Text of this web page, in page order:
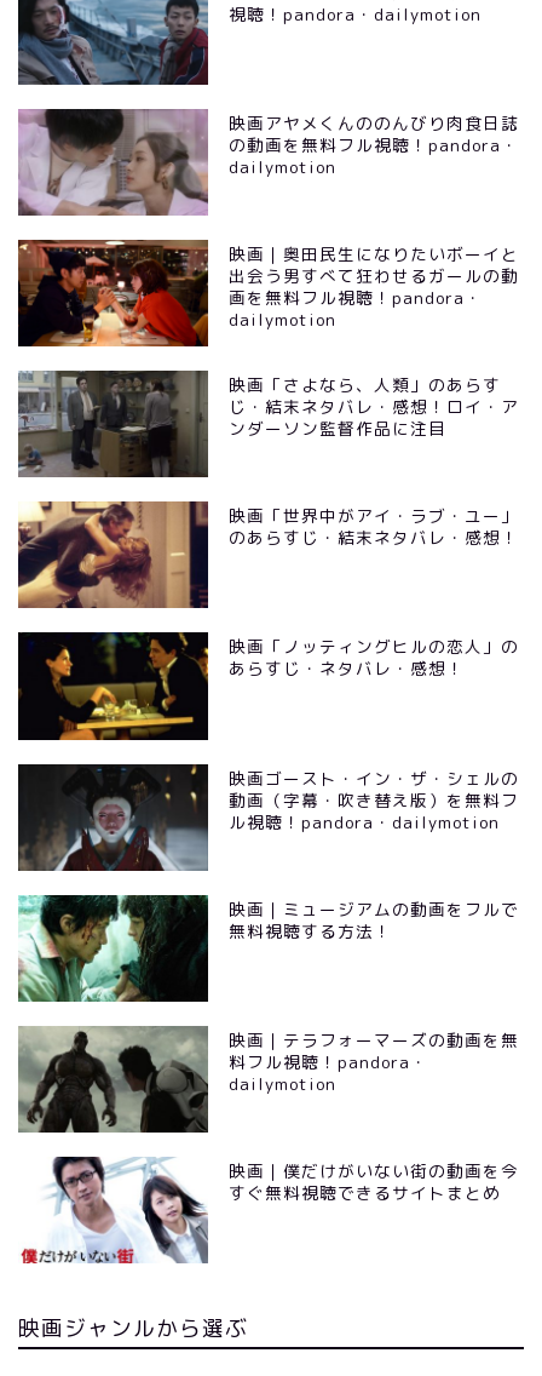
視聴！pandora・dailymotion
映画アヤメくんののんびり肉食日誌
の動画を無料フル視聴！pandora・
dailymotion
映画｜奥田民生になりたいボーイと
出会う男すべて狂わせるガールの動
画を無料フル視聴！pandora・
dailymotion
映画「さよなら、人類」のあらす
じ・結末ネタバレ・感想！ロイ・ア
ンダーソン監督作品に注目
映画「世界中がアイ・ラブ・ユー」
のあらすじ・結末ネタバレ・感想！
映画「ノッティングヒルの恋人」の
あらすじ・ネタバレ・感想！
映画ゴースト・イン・ザ・シェルの
動画（字幕・吹き替え版）を無料フ
ル視聴！pandora・dailymotion
映画｜ミュージアムの動画をフルで
無料視聴する方法！
映画｜テラフォーマーズの動画を無
料フル視聴！pandora・
dailymotion
映画｜僕だけがいない街の動画を今
すぐ無料視聴できるサイトまとめ
映画ジャンルから選ぶ